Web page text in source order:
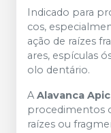
Indicado para
cos,
ação de raízes
ares, espículas
olo dentário.
A Alavanca
procedimentos
raízes ou